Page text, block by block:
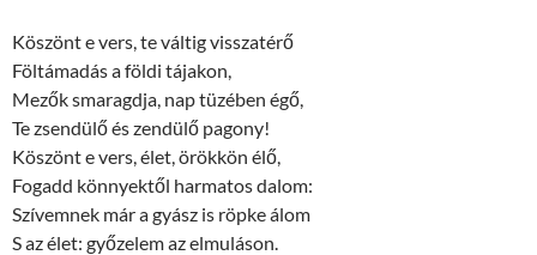
Köszönt e vers, te váltig visszatérő
Föltámadás a földi tájakon,
Mezők smaragdja, nap tüzében égő,
Te zsendülő és zendülő pagony!
Köszönt e vers, élet, örökkön élő,
Fogadd könnyektől harmatos dalom:
Szívemnek már a gyász is röpke álom
S az élet: győzelem az elmuláson.